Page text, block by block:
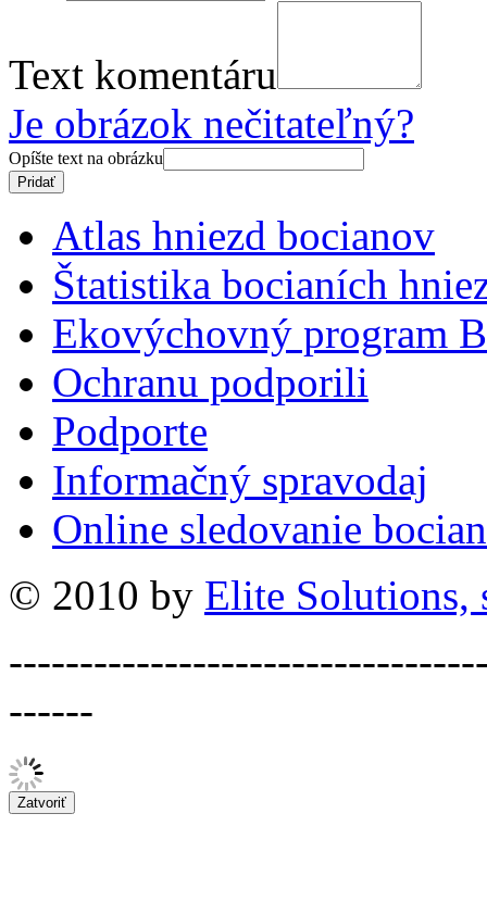
Text komentáru
Je obrázok nečitateľný?
Opíšte text na obrázku
Atlas hniezd bocianov
Štatistika bocianích
Ekovýchovný program
Ochranu podporili
Podporte
Informačný spravodaj
Online sledovanie
© 2010 by Elite Solutions,
------